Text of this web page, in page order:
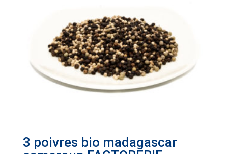
3 poivres bio madagascar